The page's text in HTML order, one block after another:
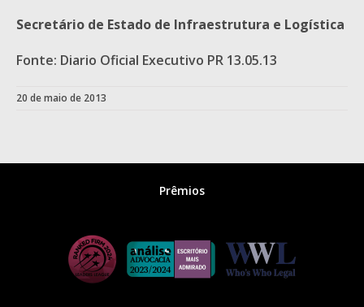
Secretário de Estado de Infraestrutura e Logística
Fonte: Diario Oficial Executivo PR 13.05.13
20 de maio de 2013
Prêmios